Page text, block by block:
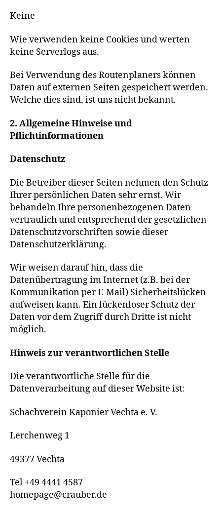
Keine
Wie verwenden keine Cookies und werten
keine Serverlogs aus.
Bei Verwendung des Routenplaners können
Daten auf externen Seiten gespeichert werden.
Welche dies sind, ist uns nicht bekannt.
2. Allgemeine Hinweise und
Pflichtinformationen
Datenschutz
Die Betreiber dieser Seiten nehmen den Schutz
Ihrer persönlichen Daten sehr ernst. Wir
behandeln Ihre personenbezogenen Daten
vertraulich und entsprechend der gesetzlichen
Datenschutzvorschriften sowie dieser
Datenschutzerklärung.
Wir weisen darauf hin, dass die
Datenübertragung im Internet (z.B. bei der
Kommunikation per E-Mail) Sicherheitslücken
aufweisen kann. Ein lückenloser Schutz der
Daten vor dem Zugriff durch Dritte ist nicht
möglich.
Hinweis zur verantwortlichen Stelle
Die verantwortliche Stelle für die
Datenverarbeitung auf dieser Website ist:
Schachverein Kaponier Vechta e. V.
Lerchenweg 1
49377 Vechta
Tel +49 4441 4587
homepage@crauber.de